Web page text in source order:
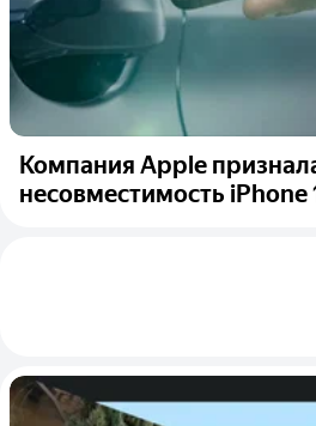
Компания Apple
несовместимость iPhone